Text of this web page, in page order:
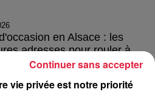
en Alsace : les
adresses pour rouler à...
vie privée est notre priorité
Continuer sans accepter